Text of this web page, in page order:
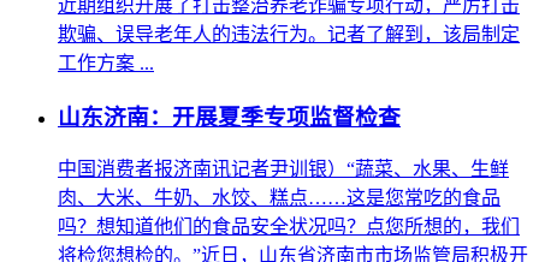
近期组织开展了打击整治养老诈骗专项行动，严厉打击
欺骗、误导老年人的违法行为。记者了解到，该局制定
工作方案 ...
山东济南：开展夏季专项监督检查
中国消费者报济南讯记者尹训银）“蔬菜、水果、生鲜
肉、大米、牛奶、水饺、糕点……这是您常吃的食品
吗？想知道他们的食品安全状况吗？点您所想的，我们
将检您想检的。”近日，山东省济南市市场监管局积极开